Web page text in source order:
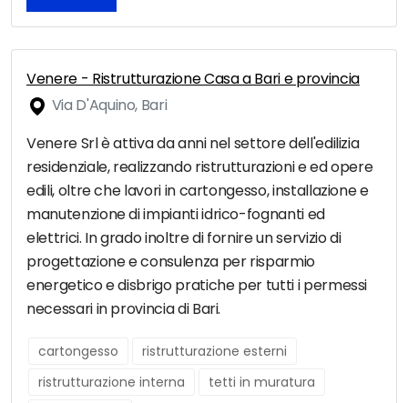
Venere - Ristrutturazione Casa a Bari e provincia
Via D'Aquino, Bari
Venere Srl è attiva da anni nel settore dell'edilizia
residenziale, realizzando ristrutturazioni e ed opere
edili, oltre che lavori in cartongesso, installazione e
manutenzione di impianti idrico-fognanti ed
elettrici. In grado inoltre di fornire un servizio di
progettazione e consulenza per risparmio
energetico e disbrigo pratiche per tutti i permessi
necessari in provincia di Bari.
cartongesso
ristrutturazione esterni
ristrutturazione interna
tetti in muratura